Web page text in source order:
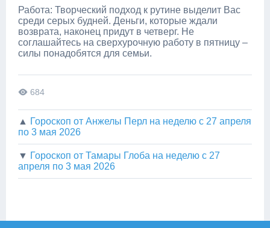
Работа: Творческий подход к рутине выделит Вас
среди серых будней. Деньги, которые ждали
возврата, наконец придут в четверг. Не
соглашайтесь на сверхурочную работу в пятницу –
силы понадобятся для семьи.
684
▲ Гороскоп от Анжелы Перл на неделю с 27 апреля
по 3 мая 2026
▼ Гороскоп от Тамары Глоба на неделю с 27
апреля по 3 мая 2026